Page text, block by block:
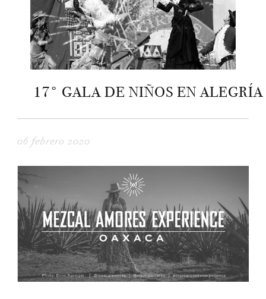
17° GALA DE NIÑOS EN ALEGRÍA
06 febrero 2020